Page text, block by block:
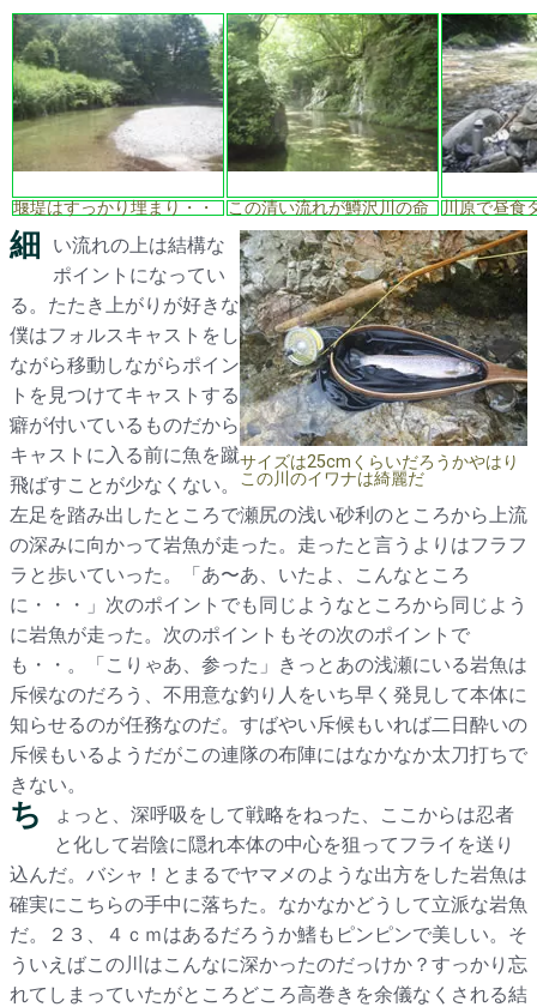
堰堤はすっかり埋まり・・ この清い流れが鱒沢川の命 川原で昼食
サイズは25cmくらいだろうかやはり
この川のイワナは綺麗だ
細
い流れの上は結構な
ポイントになってい
る。たたき上がりが好きな
僕はフォルスキャストをし
ながら移動しながらポイン
トを見つけてキャストする
癖が付いているものだから
キャストに入る前に魚を蹴
飛ばすことが少なくない。
左足を踏み出したところで瀬尻の浅い砂利のところから上流
の深みに向かって岩魚が走った。走ったと言うよりはフラフ
ラと歩いていった。「あ〜あ、いたよ、こんなところ
に・・・」次のポイントでも同じようなところから同じよう
に岩魚が走った。次のポイントもその次のポイントで
も・・。「こりゃあ、参った」きっとあの浅瀬にいる岩魚は
斥候なのだろう、不用意な釣り人をいち早く発見して本体に
知らせるのが任務なのだ。すばやい斥候もいれば二日酔いの
斥候もいるようだがこの連隊の布陣にはなかなか太刀打ちで
きない。
ち
ょっと、深呼吸をして戦略をねった、ここからは忍者
と化して岩陰に隠れ本体の中心を狙ってフライを送り
込んだ。バシャ！とまるでヤマメのような出方をした岩魚は
確実にこちらの手中に落ちた。なかなかどうして立派な岩魚
だ。２３、４ｃｍはあるだろうか鰭もピンピンで美しい。そ
ういえばこの川はこんなに深かったのだっけか？すっかり忘
れてしまっていたがところどころ高巻きを余儀なくされる結